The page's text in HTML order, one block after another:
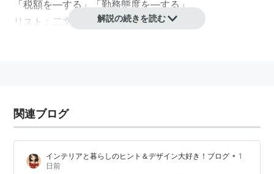
「税額を―する」「勤務態度を―する」
リスト： 二文字キーワード解説の続きを読む
関連ブログ
インテリアと暮らしのヒント＆デザイン大好き！ブログ • 1
日前